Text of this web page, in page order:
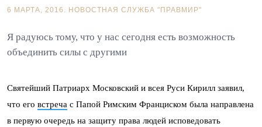
6 МАРТА, 2016. НОВОСТНАЯ СЛУЖБА "ПРАВМИР"
Я радуюсь тому, что у нас сегодня есть возможность
объединить силы с другими
Святейший Патриарх Московский и всея Руси Кирилл заявил,
что его встреча с Папой Римским Франциском была направлена
в первую очередь на защиту права людей исповедовать